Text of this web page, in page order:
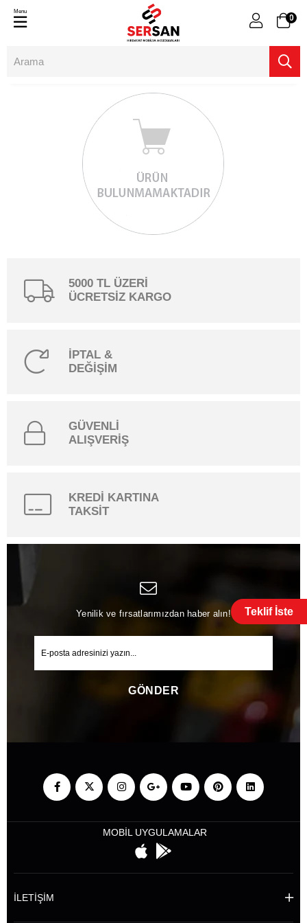
Teklif İste
0
Menu
5000 TL ÜZERİ
ÜCRETSİZ KARGO
İPTAL &
DEĞİŞİM
GÜVENLİ
ALIŞVERİŞ
KREDİ KARTINA
TAKSİT
Yenilik ve fırsatlarımızdan haber alın!
GÖNDER
MOBİL UYGULAMALAR
İLETİŞİM